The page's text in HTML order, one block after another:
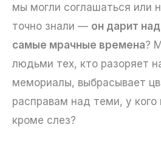
мы могли соглашаться или
точно знали — он дарит
самые мрачные времена?
людьми тех, кто разоряет
мемориалы, выбрасывает
расправам над теми, у кого
кроме слез?